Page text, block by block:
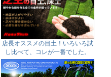
店長オススメの目土！いろいろ試
し比べて、コレが一番でした。